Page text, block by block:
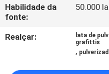
NOTÍCIAS
SOLICITAR
ORÇAMENTO
Habilidade da
fonte:
50.000
Realçar:
lata de
grafittis
,